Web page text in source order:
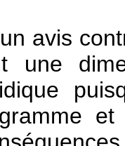
avis
une